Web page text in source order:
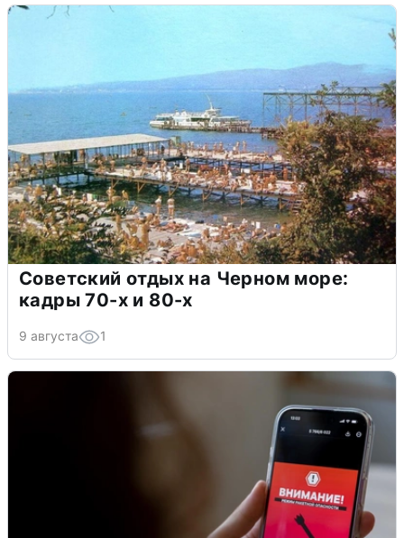
Советский отдых на Черном море:
кадры 70-х и 80-х
9 августа 1